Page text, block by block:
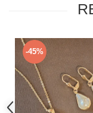
-45%